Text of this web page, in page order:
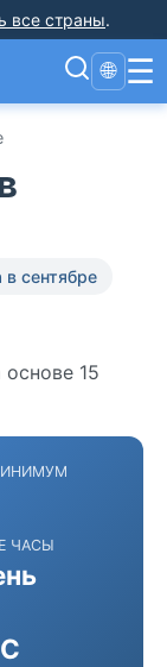
все страны.
🌐 ☰
в сентябре
15
ЧАСЫ